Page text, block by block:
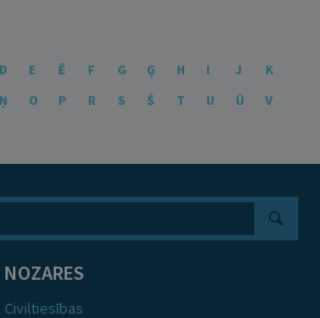
D E Ē F G Ģ H I J
K
Ņ O P R S Š T U Ū
V
NOZARES
Civiltiesības